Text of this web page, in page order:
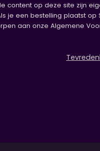
content op deze site zijn
je een bestelling plaatst
aan onze Algemene